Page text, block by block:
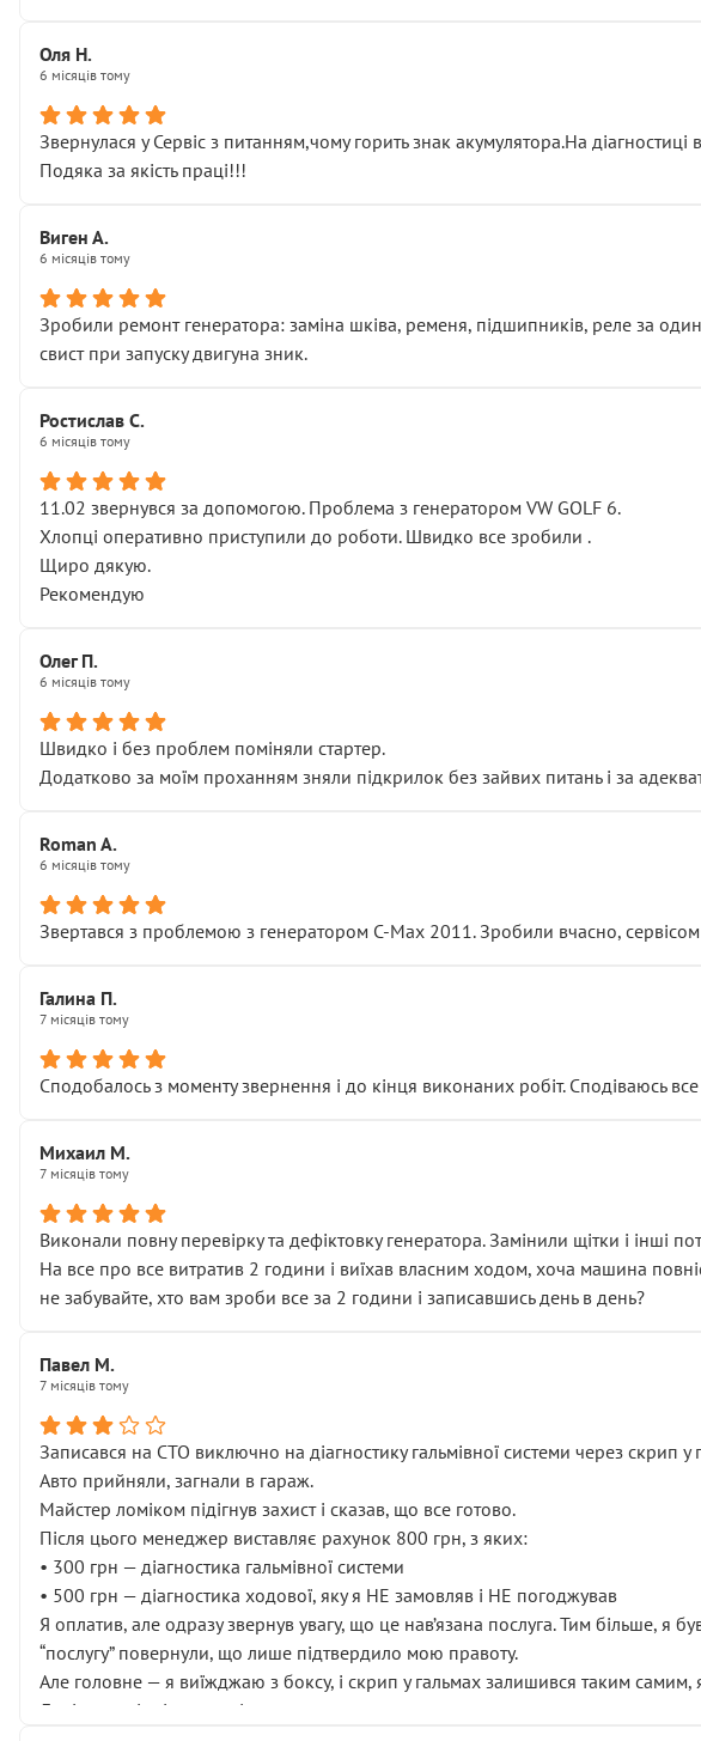
Оля Н.
6 місяців тому
Звернулася у Сервіс з питанням,чому горить знак акумулятора.На
Подяка за якість праці!!!
Виген А.
6 місяців тому
Зробили ремонт генератора: заміна шківа, ременя, підшипників, реле за
свист при запуску двигуна зник.
Ростислав С.
6 місяців тому
11.02 звернувся за допомогою. Проблема з генератором VW GOLF 6.
Хлопці оперативно приступили до роботи. Швидко все зробили .
Щиро дякую.
Рекомендую
Олег П.
6 місяців тому
Швидко і без проблем поміняли стартер.
Додатково за моїм проханням зняли підкрилок без зайвих питань і за
Roman A.
6 місяців тому
Звертався з проблемою з генератором C-Max 2011. Зробили вчасно,
Галина П.
7 місяців тому
Сподобалось з моменту звернення і до кінця виконаних робіт. Сподіваюсь
Михаил М.
7 місяців тому
Виконали повну перевірку та дефіктовку генератора. Замінили щітки і інші
На все про все витратив 2 години і виїхав власним ходом, хоча машина
не забувайте, хто вам зроби все за 2 години і записавшись день в день?
Павел М.
7 місяців тому
Записався на СТО виключно на діагностику гальмівної системи через скрип
Авто прийняли, загнали в гараж.
Майстер ломіком підігнув захист і сказав, що все готово.
Після цього менеджер виставляє рахунок 800 грн, з яких:
• 300 грн — діагностика гальмівної системи
• 500 грн — діагностика ходової, яку я НЕ замовляв і НЕ погоджував
Я оплатив, але одразу звернув увагу, що це нав’язана послуга. Тим більше, я
“послугу” повернули, що лише підтвердило мою правоту.
Але головне — я виїжджаю з боксу, і скрип у гальмах залишився таким самим,
Далі ситуація тільки погіршилась: